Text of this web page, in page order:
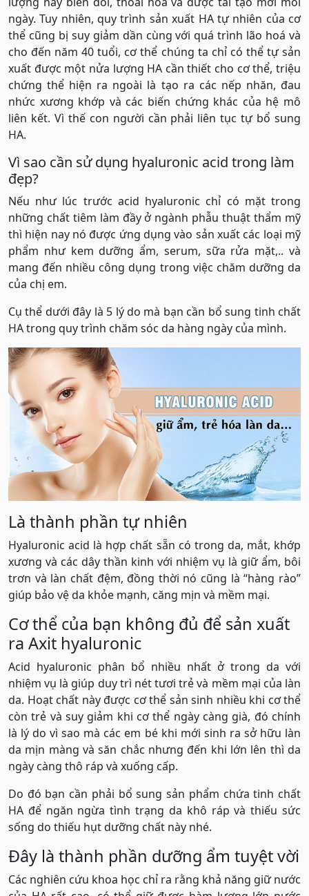
ngày. Tuy nhiên, quy trình sản xuất HA tự nhiên của cơ
thể cũng bị suy giảm dần cùng với quá trình lão hoá và
cho đến năm 40 tuổi, cơ thể chúng ta chỉ có thể tự sản
xuất được một nửa lượng HA cần thiết cho cơ thể, triệu
chứng thể hiện ra ngoài là tạo ra các nếp nhăn, đau
nhức xương khớp và các biến chứng khác của hệ mô
liên kết. Vì thế con người cần phải liên tục tự bổ sung
HA.
Vì sao cần sử dụng hyaluronic acid trong làm
đẹp?
Nếu như lúc trước acid hyaluronic chỉ có mặt trong
những chất tiêm làm đầy ở ngành phẫu thuật thẩm mỹ
thì hiện nay nó được ứng dụng vào sản xuất các loại mỹ
phẩm như kem dưỡng ẩm, serum, sữa rửa mặt,.. và
mang đến nhiều công dụng trong việc chăm dưỡng da
của chị em.
Cụ thể dưới đây là 5 lý do mà bạn cần bổ sung tinh chất
HA trong quy trình chăm sóc da hàng ngày của mình.
Là thành phần tự nhiên
Hyaluronic acid là hợp chất sẵn có trong da, mắt, khớp
xương và các dây thần kinh với nhiệm vụ là giữ ẩm, bôi
trơn và làn chất đệm, đồng thời nó cũng là “hàng rào”
giúp bảo vệ da khỏe mạnh, căng mịn và mềm mại.
Cơ thể của bạn không đủ để sản xuất
ra Axit hyaluronic
Acid hyaluronic phân bổ nhiều nhất ở trong da với
nhiệm vụ là giúp duy trì nét tươi trẻ và mềm mại của làn
da. Hoạt chất này được cơ thể sản sinh nhiều khi cơ thể
còn trẻ và suy giảm khi cơ thể ngày càng già, đó chính
là lý do vì sao mà các em bé khi mới sinh ra sở hữu làn
da mịn màng và săn chắc nhưng đến khi lớn lên thì da
ngày càng thô ráp và xuống cấp.
Do đó bạn cần phải bổ sung sản phẩm chứa tinh chất
HA để ngăn ngừa tình trạng da khô ráp và thiếu sức
sống do thiếu hụt dưỡng chất này nhé.
Đây là thành phần dưỡng ẩm tuyệt vời
Các nghiên cứu khoa học chỉ ra rằng khả năng giữ nước